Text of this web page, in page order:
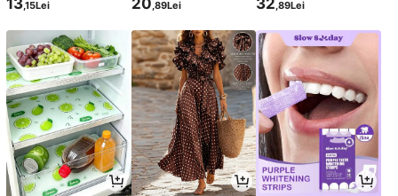
13,15Lei 20,89Lei 32,89Lei